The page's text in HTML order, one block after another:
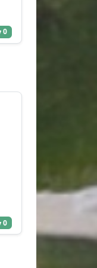
0
0